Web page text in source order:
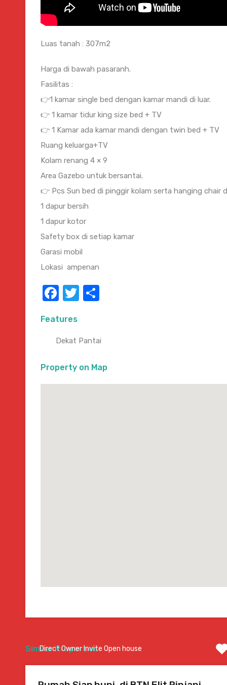
Luas tanah : 307m2
Harga di bawah pasaranh.
Fasilitas :
👉1 kamar single bed dengan kamar mandi di luar.
👉 1 kamar tidur king size bed + TV
👉 1 Kamar ada kamar mandi dengan twin bed + TV
Ruang keluarga+TV
Kolam renang 4 × 9
Area Gazebo untuk bersantai.
👉 Pcs Sun bed di pinggir kolam serta hanging chair
1 dapur bersih
1 dapur kotor
Safety box di setiap kamar
Garasi mobil
Lokasi ampenan
Facebook
Twitter
Features
Dekat Pantai
Property on Map
Similar Properties
Direct Owner Invite Open house